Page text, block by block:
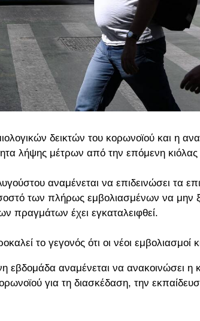
δεικτών του κορωνοϊού και η
λήψης μέτρων από την επόμενη
αναμένεται να επιδεινώσει τα
των πλήρως εμβολιασμένων να μην
πραγμάτων έχει εγκαταλειφθεί.
το γεγονός ότι οι νέοι εμβολιασμοί
εβδομάδα αναμένεται να ανακοινώσει η
για τη διασκέδαση, την